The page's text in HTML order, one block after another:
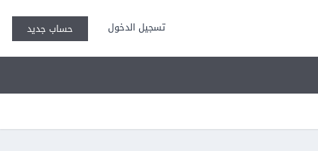
تسجيل الدخول حساب جديد